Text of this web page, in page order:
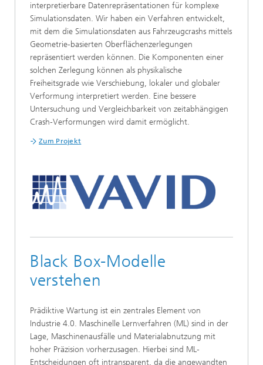
interpretierbare Datenrepräsentationen für komplexe
Simulationsdaten. Wir haben ein Verfahren entwickelt,
mit dem die Simulationsdaten aus Fahrzeugcrashs mittels
Geometrie-basierten Oberflächenzerlegungen
repräsentiert werden können. Die Komponenten einer
solchen Zerlegung können als physikalische
Freiheitsgrade wie Verschiebung, lokaler und globaler
Verformung interpretiert werden. Eine bessere
Untersuchung und Vergleichbarkeit von zeitabhängigen
Crash-Verformungen wird damit ermöglicht.
Zum Projekt
Black Box-Modelle
verstehen
Prädiktive Wartung ist ein zentrales Element von
Industrie 4.0. Maschinelle Lernverfahren (ML) sind in der
Lage, Maschinenausfälle und Materialabnutzung mit
hoher Präzision vorherzusagen. Hierbei sind ML-
Entscheidungen oft intransparent, da die angewandten